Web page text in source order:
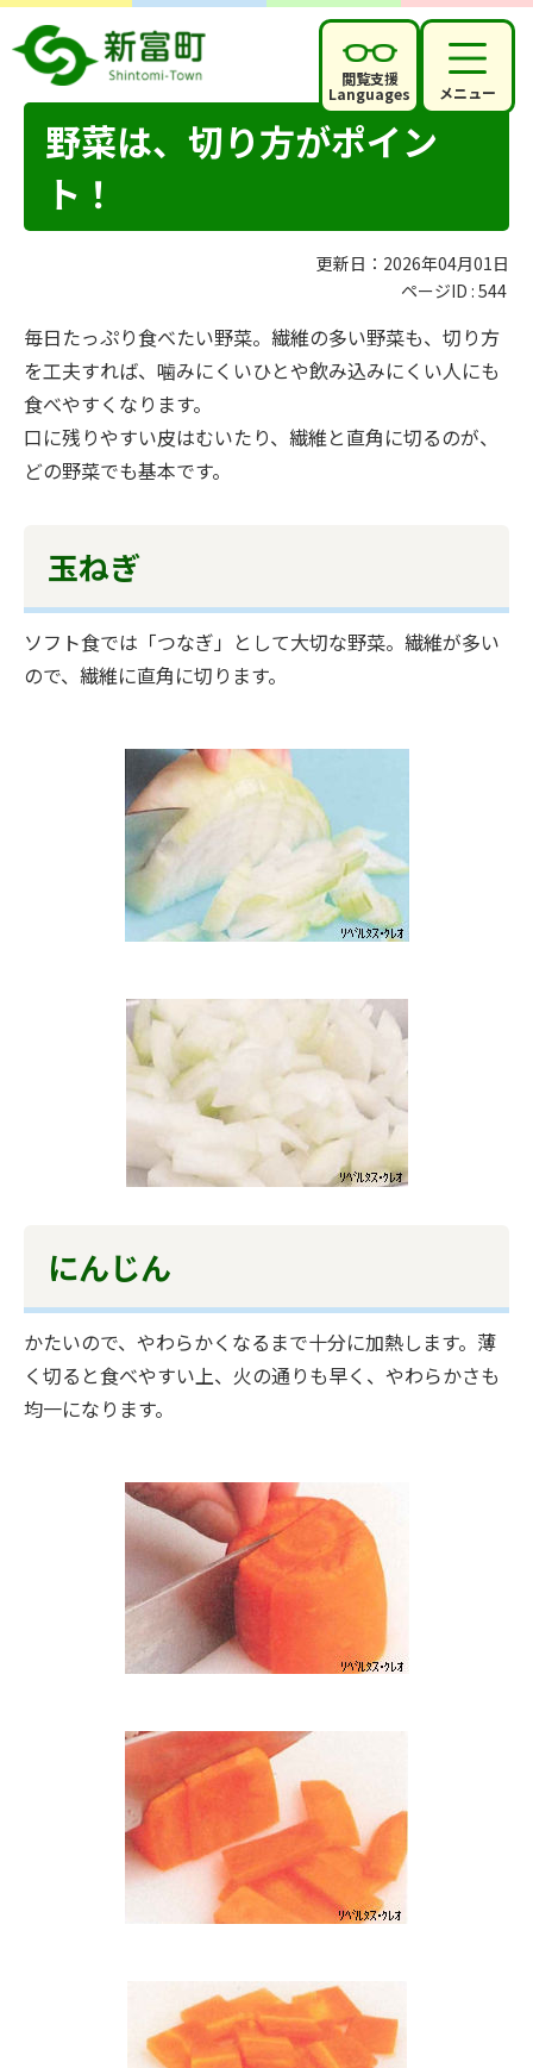
閲覧支援
Languages メニュー
野菜は、切り方がポイン
ト！
更新日：2026年04月01日
ページID : 544
毎日たっぷり食べたい野菜。繊維の多い野菜も、切り方
を工夫すれば、噛みにくいひとや飲み込みにくい人にも
食べやすくなります。
口に残りやすい皮はむいたり、繊維と直角に切るのが、
どの野菜でも基本です。
玉ねぎ
ソフト食では「つなぎ」として大切な野菜。繊維が多い
ので、繊維に直角に切ります。
にんじん
かたいので、やわらかくなるまで十分に加熱します。薄
く切ると食べやすい上、火の通りも早く、やわらかさも
均一になります。